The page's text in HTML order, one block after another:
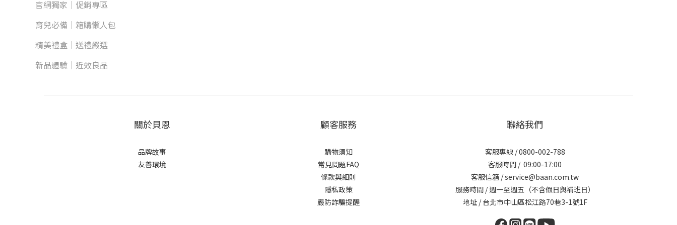
官網獨家｜促銷專區
育兒必備｜箱購懶人包
精美禮盒｜送禮嚴選
新品體驗｜近效良品
關於貝恩
品牌故事
友善環境
顧客服務
購物須知
常見問題FAQ
條款與細則
隱私政策
嚴防詐騙提醒
聯絡我們
客服專線 / 0800-002-788
客服時間 / 09:00-17:00
客服信箱 / service@baan.com.tw
服務時間 / 週一至週五（不含假日與補班日）
地址 / 台北市中山區松江路70巷3-1號1F